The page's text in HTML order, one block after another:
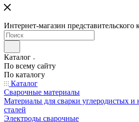
Интернет-магазин представительского
Каталог
По всему сайту
По каталогу
Каталог
Сварочные материалы
Материалы для сварки углеродистых и
сталей
Электроды сварочные